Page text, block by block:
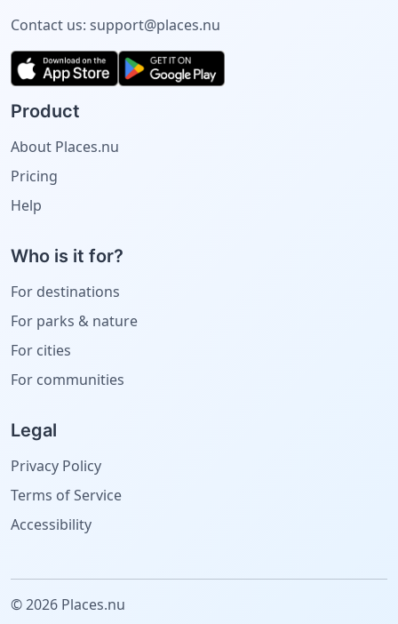
Contact us: support@places.nu
Product
About Places.nu
Pricing
Help
Who is it for?
For destinations
For parks & nature
For cities
For communities
Legal
Privacy Policy
Terms of Service
Accessibility
© 2026 Places.nu